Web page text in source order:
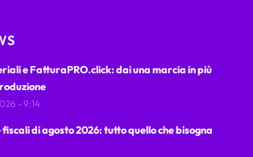
e FatturaPRO.click: dai una marcia in più
- 9:14
fiscali di agosto 2026: tutto quello che bisogna